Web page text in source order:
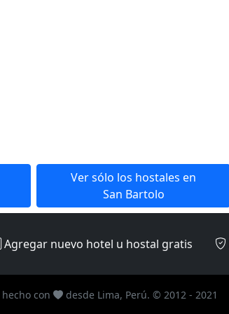
Ver sólo los hostales en
San Bartolo
Agregar nuevo hotel u hostal gratis
hecho con desde Lima, Perú. © 2012 - 2021